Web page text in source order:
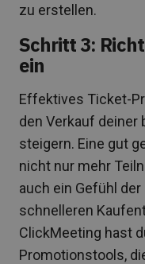
zu erstellen.
Schritt 3:
ein
Effektives Ticket-
den Verkauf deiner
steigern. Eine gut
nicht nur mehr
auch ein Gefühl
schnelleren
ClickMeeting hast
Promotionstools,